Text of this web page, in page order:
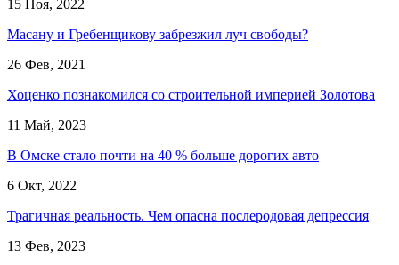
15 Ноя, 2022
Масану и Гребенщикову забрезжил луч свободы?
26 Фев, 2021
Хоценко познакомился со строительной империей Золотова
11 Май, 2023
В Омске стало почти на 40 % больше дорогих авто
6 Окт, 2022
Трагичная реальность. Чем опасна послеродовая депрессия
13 Фев, 2023